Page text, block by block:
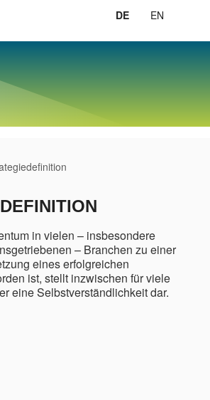
EN
DE
in vielen – insbesondere
– Branchen zu einer
eines erfolgreichen
ist, stellt inzwischen für viele
eine Selbstverständlichkeit dar.